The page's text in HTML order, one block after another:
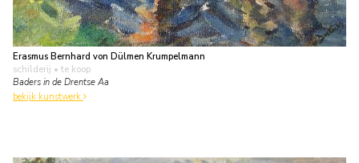
Erasmus Bernhard von Dülmen Krumpelmann
schilderij • te koop
Baders in de Drentse Aa
bekijk kunstwerk